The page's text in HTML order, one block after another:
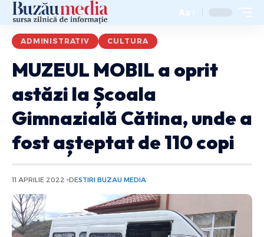
Aa
ADMINISTRATIV CULTURA
MUZEUL MOBIL a oprit
astăzi la Școala
Gimnazială Cătina, unde a
fost așteptat de 110 copi
11 APRILIE 2022 DESTIRI BUZAU MEDIA